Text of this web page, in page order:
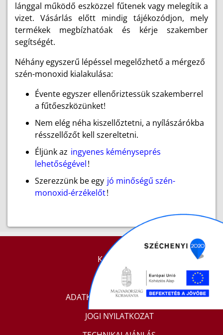
lánggal működő eszközzel fűtenek vagy melegítik a
vizet. Vásárlás előtt mindig tájékozódjon, mely
termékek megbízhatóak és kérje szakember
segítségét.
Néhány egyszerű lépéssel megelőzhető a mérgező
szén-monoxid kialakulása:
Évente egyszer ellenőriztessük szakemberrel
a fűtőeszközünket!
Nem elég néha kiszellőztetni, a nyílászárókba
résszellőzőt kell szereltetni.
Éljünk az ingyenes kéményseprés
lehetőségével!
Szerezzünk be egy jó minőségű szén-
monoxid-érzékelőt!
KAPCSOLAT
IMPRESSZUM
ADATKEZELÉSI TÁJÉKOZTATÓ
JOGI NYILATKOZAT